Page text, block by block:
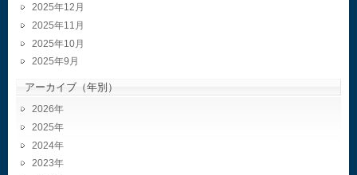
2025年12月
2025年11月
2025年10月
2025年9月
アーカイブ（年別）
2026
2025
2024
2023